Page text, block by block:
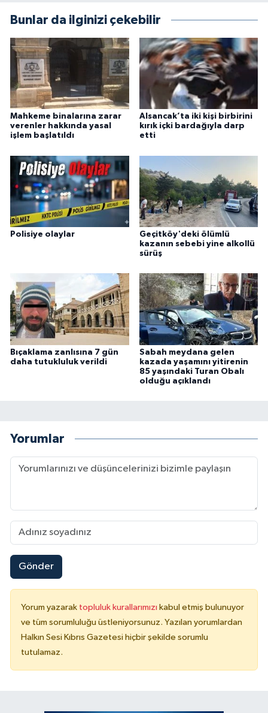
Bunlar da ilginizi çekebilir
Mahkeme binalarına zarar
verenler hakkında yasal
işlem başlatıldı
Alsancak’ta iki kişi birbirini
kırık içki bardağıyla darp
etti
Polisiye olaylar
Geçitköy'deki ölümlü
kazanın sebebi yine alkollü
sürüş
Bıçaklama zanlısına 7 gün
daha tutukluluk verildi
Sabah meydana gelen
kazada yaşamını yitirenin
85 yaşındaki Turan Obalı
olduğu açıklandı
Yorumlar
Gönder
Yorum yazarak topluluk kurallarımızı kabul etmiş bulunuyor
ve tüm sorumluluğu üstleniyorsunuz. Yazılan yorumlardan
Halkın Sesi Kıbrıs Gazetesi hiçbir şekilde sorumlu
tutulamaz.